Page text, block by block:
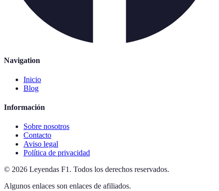
Navigation
Inicio
Blog
Información
Sobre nosotros
Contacto
Aviso legal
Política de privacidad
© 2026 Leyendas F1 . Todos los derechos reservados.
Algunos enlaces son enlaces de afiliados.